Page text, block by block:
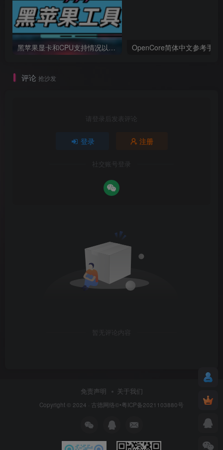
黑苹果显卡和CPU支持情况以及购买硬件防踩坑指南 OpenCore简体中文参考手册
评论 抢沙发
请登录后发表评论
登录 注册
社交账号登录
暂无评论内容
免责声明 关于我们
Copyright © 2024 · 古德网络©•粤ICP备2021103880号